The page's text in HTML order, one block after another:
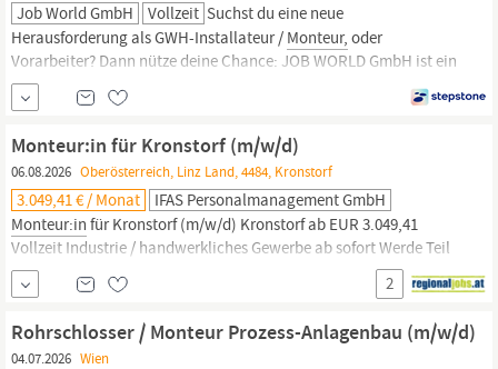
Job World GmbH Vollzeit Suchst du eine neue
Herausforderung als GWH-Installateur / Monteur, oder
Vorarbeiter? Dann nütze deine Chance: JOB WORLD GmbH ist ein
Partner der führenden GWH-Unternehmen in Österreich. Wir
bieten engagierten GWH-Installateuren /
einen Top-
Zugang zu interessanten Jobs. Für ein renommiertes GWH-
Unternehmen, suchen wir zur FIXANSTELLUNG eine/n HKLS
Installateur bzw.Monteur(m/w/d)
Monteur:in für Kronstorf (m/w/d)
06.08.2026 Oberösterreich, Linz Land, 4484, Kronstorf
3.049,41 € / Monat
IFAS Personalmanagement GmbH
Monteur:in für Kronstorf (m/w/d) Kronstorf ab EUR 3.049,41
Vollzeit Industrie / handwerkliches Gewerbe ab sofort Werde Teil
eines der größten Industrieprojekte in Oberösterreich! Wenn aus
Planung Realität wird, sind
gefragt. Unterstütze
ein erfahrenes Team bei einem der größten Industrieprojekte des
Landes. Unser Kunde...
2
Rohrschlosser / Monteur Prozess-Anlagenbau (m/w/d)
04.07.2026 Wien